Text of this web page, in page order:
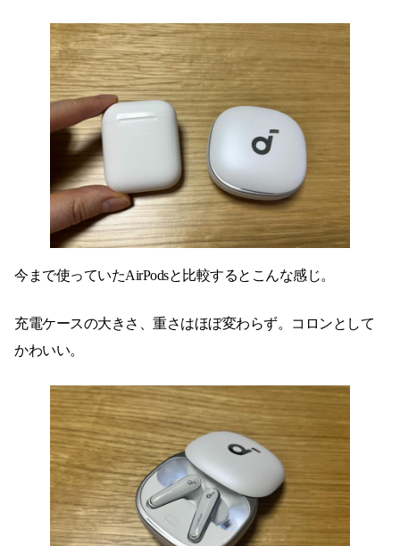
今まで使っていたAirPodsと比較するとこんな感じ。
充電ケースの大きさ、重さはほぼ変わらず。コロンとして
かわいい。